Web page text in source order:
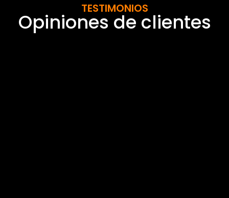
TESTIMONIOS
Opiniones de clientes